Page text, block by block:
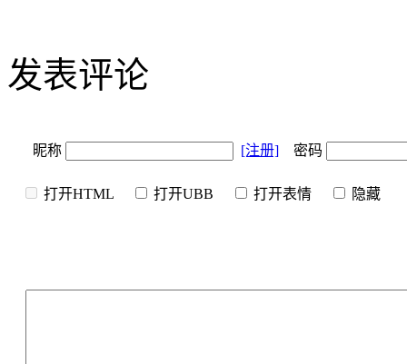
发表评论
昵称 [注册] 密码
打开HTML 打开UBB 打开表情 隐